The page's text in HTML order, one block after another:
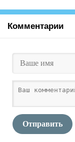
Комментарии
Отправить